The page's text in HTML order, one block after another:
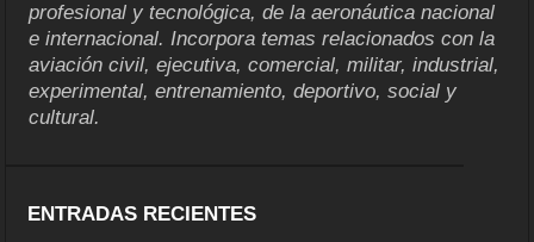
profesional y tecnológica, de la aeronáutica nacional
e internacional. Incorpora temas relacionados con la
aviación civil, ejecutiva, comercial, militar, industrial,
experimental, entrenamiento, deportivo, social y
cultural.
ENTRADAS RECIENTES